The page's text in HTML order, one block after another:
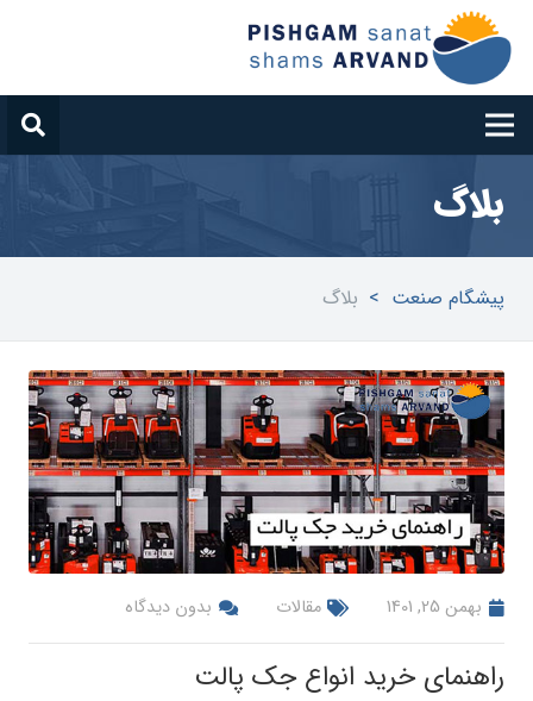
بلاگ
پیشگام صنعت > بلاگ
بهمن 25, 1401 مقالات بدون دیدگاه
راهنمای خرید انواع جک پالت